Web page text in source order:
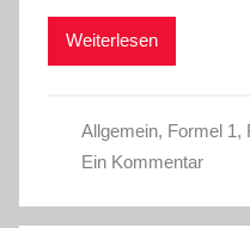
Weiterlesen
Allgemein, Formel 1,
Ein Kommentar